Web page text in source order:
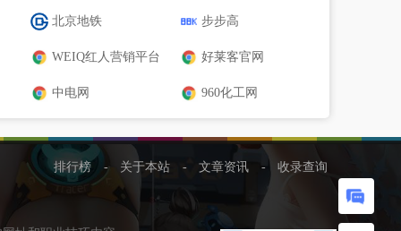
北京地铁 步步高
WEIQ红人营销平台 好莱客官网
中电网 960化工网
排行榜 - 关于本站 - 文章资讯 - 收录查询